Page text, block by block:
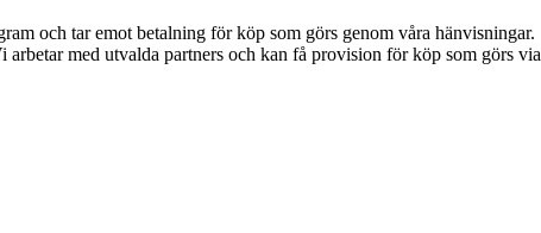
och tar emot betalning för köp som görs genom våra hänvisningar.
med utvalda partners och kan få provision för köp som görs